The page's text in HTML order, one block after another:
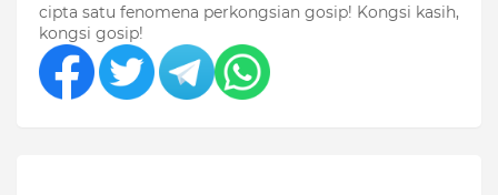
cipta satu fenomena perkongsian gosip! Kongsi kasih,
kongsi gosip!